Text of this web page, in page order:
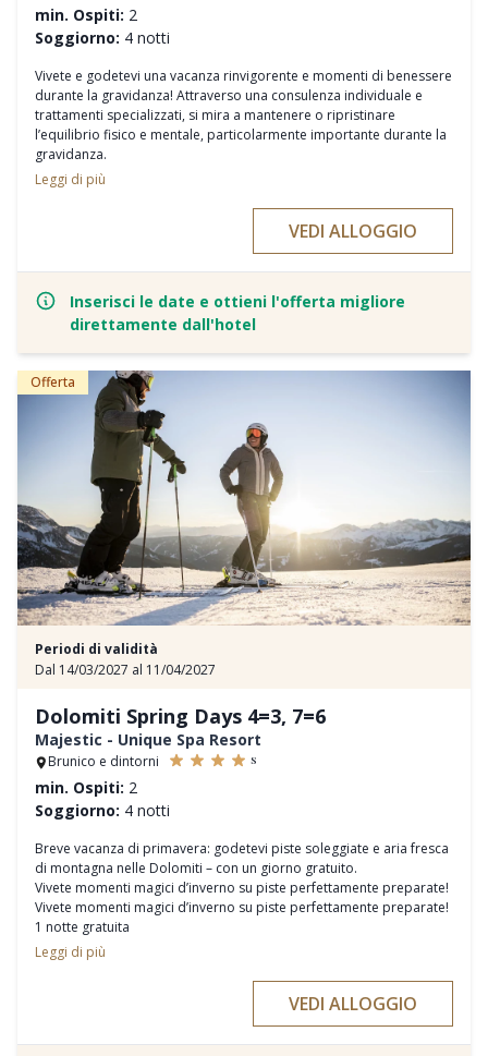
min. Ospiti: 2
Soggiorno: 4 notti
Vivete e godetevi una vacanza rinvigorente e momenti di benessere
durante la gravidanza! Attraverso una consulenza individuale e
trattamenti specializzati, si mira a mantenere o ripristinare
l’equilibrio fisico e mentale, particolarmente importante durante la
gravidanza.
- 4 pernottamenti e la prestigiosa pensione 3/4-Mirabell Comfort
- arrivo possibile ogni giorno della settimana
- consultazione individuale con diagnosi ayurvedica del polso e
- 4 trattamenti per la donna incinta
- Estate: da € 1.685,00 per 2 persone
- Inverno: da € 1.799,00 per 2 persone
Leggi di più
VEDI ALLOGGIO
Inserisci le date e ottieni l'offerta migliore
direttamente dall'hotel
Offerta
Periodi di validità
Dal 14/03/2027 al 11/04/2027
Dolomiti Spring Days 4=3, 7=6
Majestic - Unique Spa Resort
Brunico e dintorni s
min. Ospiti: 2
Soggiorno: 4 notti
Breve vacanza di primavera: godetevi piste soleggiate e aria fresca
di montagna nelle Dolomiti – con un giorno gratuito.
Vivete momenti magici d’inverno su piste perfettamente preparate!
Vivete momenti magici d’inverno su piste perfettamente preparate!
1 notte gratuita
1 giorno di scipass gratuito (se si utilizza uno skipass di almeno 4
giorni - skipass non incluso nel prezzo del pacchetto)
Bruneck Kronplatz Card
Leggi di più
VEDI ALLOGGIO